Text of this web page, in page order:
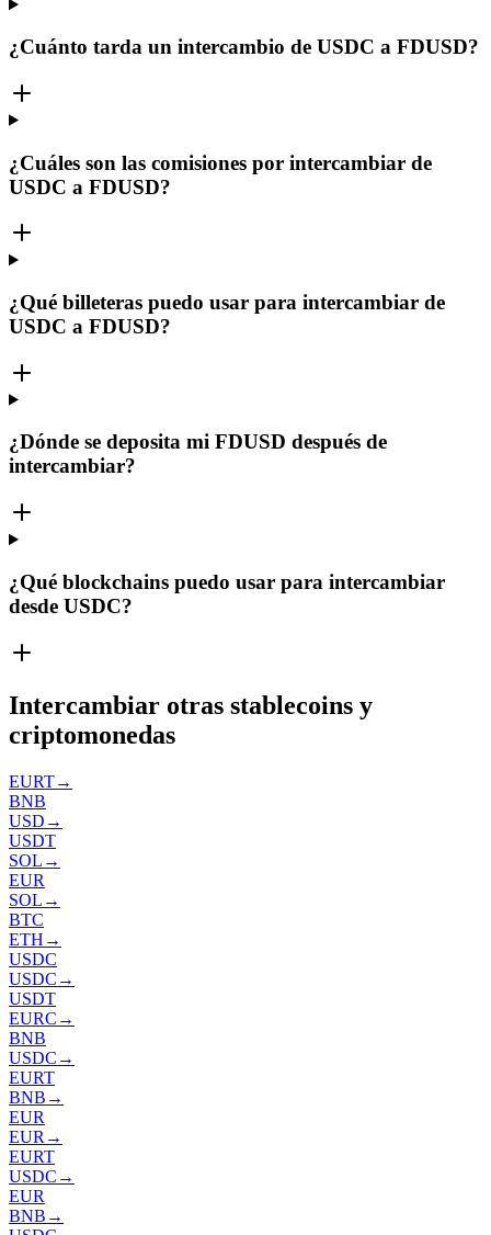
¿Cuánto tarda un intercambio de USDC a FDUSD?
¿Cuáles son las comisiones por intercambiar de
USDC a FDUSD?
¿Qué billeteras puedo usar para intercambiar de
USDC a FDUSD?
¿Dónde se deposita mi FDUSD después de
intercambiar?
¿Qué blockchains puedo usar para intercambiar
desde USDC?
Intercambiar otras stablecoins y
criptomonedas
EURT→
BNB
USD →
USDT
SOL →
EUR
SOL →
BTC
ETH →
USDC
USDC →
USDT
EURC →
BNB
USDC →
EURT
BNB →
EUR
EUR →
EURT
USDC →
EUR
BNB →